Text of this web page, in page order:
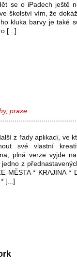
se o iPadech ještě
školství vím, že
kluka barvy je také
[...]
, praxe
z řady aplikací, ve
své vlastní
plná verze vyjde
z
MĚSTA * KRAJINA *
[...]